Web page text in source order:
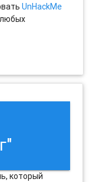
UnHackMe
который